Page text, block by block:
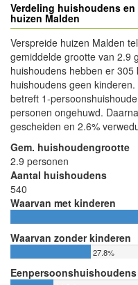
Verdeling huishoudens
huizen Malden
Verspreide huizen Malden
gemiddelde grootte van 2.9
huishoudens hebben er
huishoudens geen
betreft 1-
personen ongehuwd.
gescheiden en 2.6%
Gem. huishoudengrootte
2.9 personen
Aantal huishoudens
540
Waarvan met kinderen
Waarvan zonder kinderen
27.8%
Eenpersoonshuishoudens